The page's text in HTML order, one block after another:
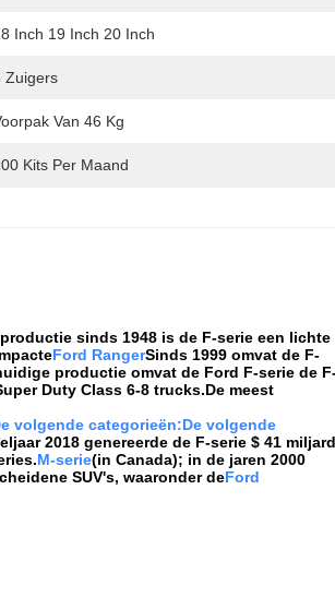
Inch 19 Inch 20 Inch
Zuigers
Van 46 Kg
Kits Per Maand
sinds 1948 is de F-serie een lichte
Ford RangerSinds 1999 omvat de F-
productie omvat de Ford F-serie de
Duty Class 6-8 trucks.De meest
volgende categorieën:De volgende
2018 genereerde de F-serie $ 41 miljard
M-serie(in Canada); in de jaren 2000
SUV's, waaronder deFord